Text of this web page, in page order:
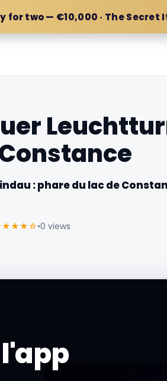
for two — €10,000 · The Secret
: phare du lac de
•0 views